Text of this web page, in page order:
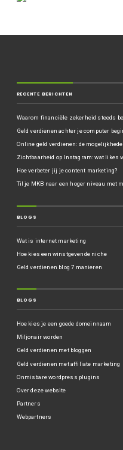
RECENTE BERICHTEN
Waarom financiële zekerheid steeds
Geld verdienen achter je computer
Online geld verdienen: de
Zichtbaarheid op Instagram: wat likes
Hoe verbeter jij je content marketing?
Til je MKB naar een hoger niveau met
BLOGS
Wat is internet marketing
Hoe kies een winstgevende niche
Geld verdienen blog 7 manieren
BLOGS
Hoe kies je een goede domeinnaam
Miljonair worden
Geld verdienen met bloggen
Geld verdienen met affiliate marketing
Onmisbare wordpress plugins
Over deze website
Partners
Webpartners